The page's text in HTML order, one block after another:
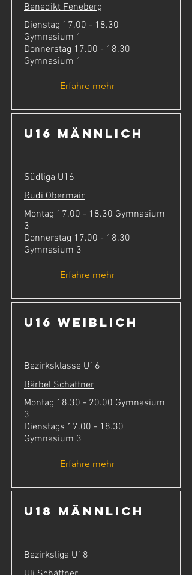
Benedikt Feneberg
Dienstag 17.00 - 18.30
Gymnasium 1
Donnerstag 17.00 - 18.30
Gymnasium 1
Erfahre mehr
U16 männlich
Südliga U16
Rudi Obermair
Montag 17.00 - 18.30 Gymnasium
3
Donnerstag 17.00 - 18.30
Gymnasium 3
Erfahre mehr
U16 weiblich
Bezirksklasse U16
Bärbel Schäffner
Montag 18.30 - 20.00 Gymnasium
3
Dienstags 17.00 - 18.30
Gymnasium 3
Erfahre mehr
U18 männlich
Bezirksliga U18